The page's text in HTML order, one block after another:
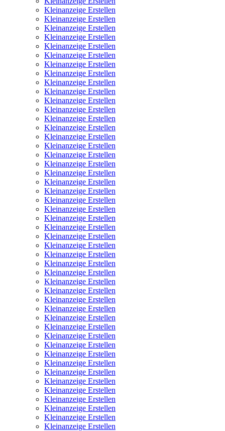
Kleinanzeige Erstellen
Kleinanzeige Erstellen
Kleinanzeige Erstellen
Kleinanzeige Erstellen
Kleinanzeige Erstellen
Kleinanzeige Erstellen
Kleinanzeige Erstellen
Kleinanzeige Erstellen
Kleinanzeige Erstellen
Kleinanzeige Erstellen
Kleinanzeige Erstellen
Kleinanzeige Erstellen
Kleinanzeige Erstellen
Kleinanzeige Erstellen
Kleinanzeige Erstellen
Kleinanzeige Erstellen
Kleinanzeige Erstellen
Kleinanzeige Erstellen
Kleinanzeige Erstellen
Kleinanzeige Erstellen
Kleinanzeige Erstellen
Kleinanzeige Erstellen
Kleinanzeige Erstellen
Kleinanzeige Erstellen
Kleinanzeige Erstellen
Kleinanzeige Erstellen
Kleinanzeige Erstellen
Kleinanzeige Erstellen
Kleinanzeige Erstellen
Kleinanzeige Erstellen
Kleinanzeige Erstellen
Kleinanzeige Erstellen
Kleinanzeige Erstellen
Kleinanzeige Erstellen
Kleinanzeige Erstellen
Kleinanzeige Erstellen
Kleinanzeige Erstellen
Kleinanzeige Erstellen
Kleinanzeige Erstellen
Kleinanzeige Erstellen
Kleinanzeige Erstellen
Kleinanzeige Erstellen
Kleinanzeige Erstellen
Kleinanzeige Erstellen
Kleinanzeige Erstellen
Kleinanzeige Erstellen
Kleinanzeige Erstellen